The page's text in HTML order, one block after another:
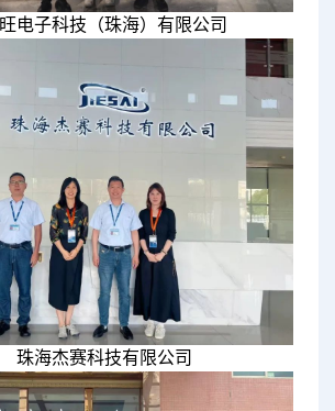
电子科技（珠海）有限公司
珠海杰赛科技有限公司